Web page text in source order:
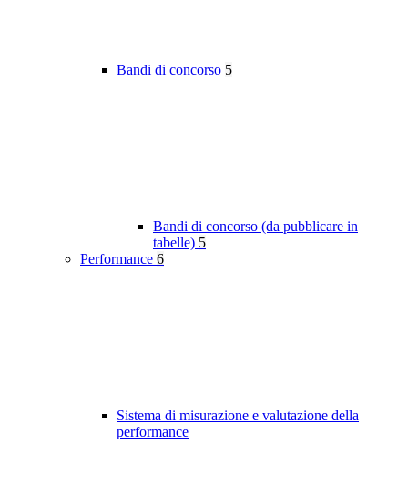
Bandi di concorso 5
Bandi di concorso (da pubblicare in
tabelle) 5
Performance 6
Sistema di misurazione e valutazione della
performance